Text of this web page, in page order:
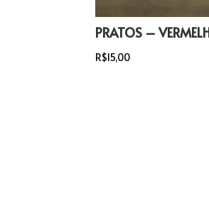
PRATOS –
R$15,00